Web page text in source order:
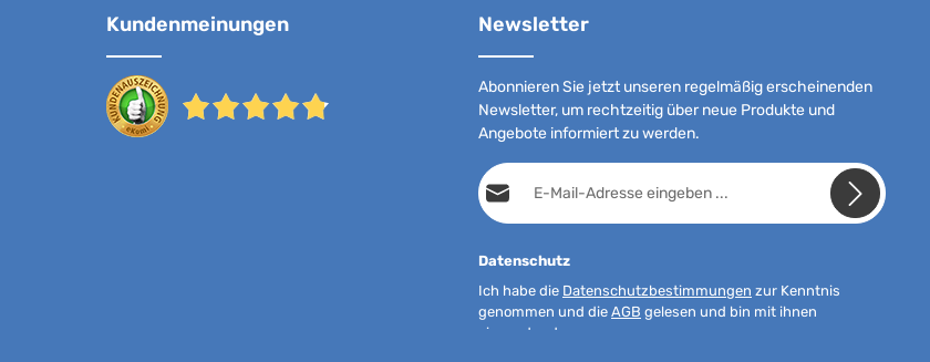
Kundenmeinungen Newsletter
Abonnieren Sie jetzt unseren regelmäßig erscheinenden
Newsletter, um rechtzeitig über neue Produkte und
Angebote informiert zu werden.
E-Mail-Adresse*
Datenschutz
Ich habe die Datenschutzbestimmungen zur Kenntnis
genommen und die AGB gelesen und bin mit ihnen
einverstanden.